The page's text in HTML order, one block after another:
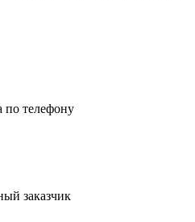
по телефону
заказчик